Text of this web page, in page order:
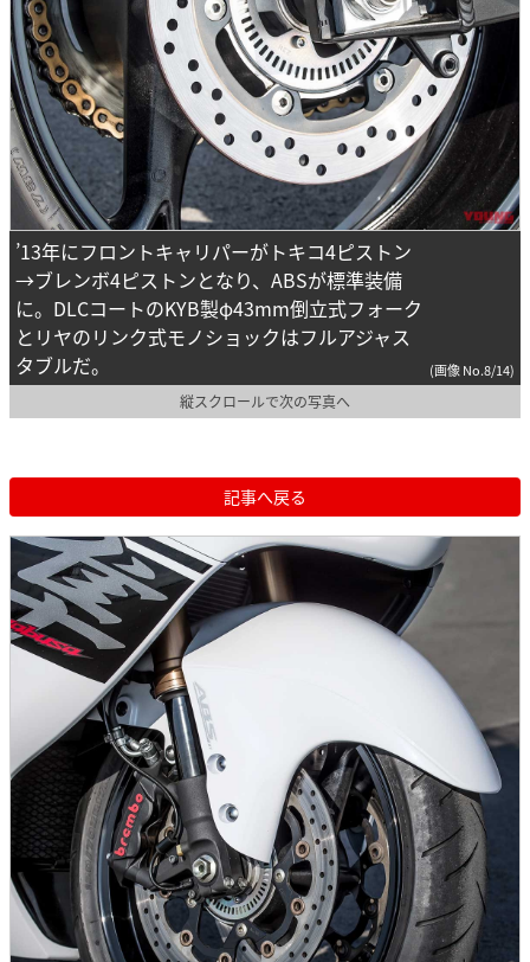
’13年にフロントキャリパーがトキコ4ピストン
→ブレンボ4ピストンとなり、ABSが標準装備
に。DLCコートのKYB製φ43mm倒立式フォーク
とリヤのリンク式モノショックはフルアジャス
タブルだ。
(画像 No.8/14)
縦スクロールで次の写真へ
記事へ戻る